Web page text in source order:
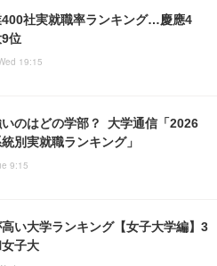
400社実就職率ランキング…慶應4
位
19:15
のはどの学部？ 大学通信「2026
別実就職ランキング」
9:15
い大学ランキング【女子大学編】3
子大